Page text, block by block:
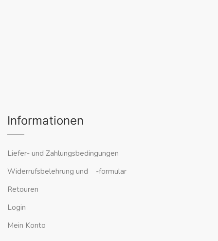
Informationen
Liefer- und Zahlungsbedingungen
Widerrufsbelehrung und -formular
Retouren
Login
Mein Konto